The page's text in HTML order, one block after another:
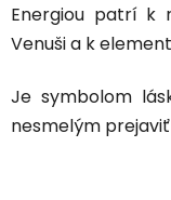
Energiou patrí k
Venuši a k
Je symbolom
nesmelým